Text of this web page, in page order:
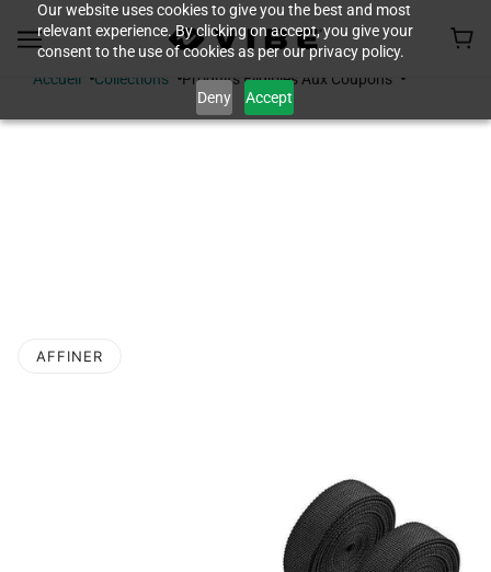
Our website uses cookies to give you the best and most
relevant experience. By clicking on accept, you give your
consent to the use of cookies as per our privacy policy.
Deny Accept
Accueil Collections Produits Éligibles Aux Coupons
AFFINER